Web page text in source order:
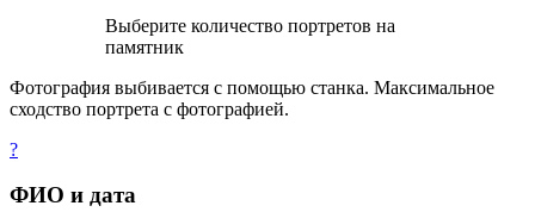
Выберите количество портретов на
памятник
Фотография выбивается с помощью станка. Максимальное
сходство портрета с фотографией.
?
ФИО и дата